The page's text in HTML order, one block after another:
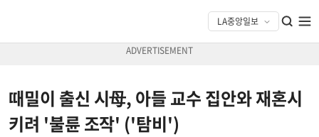
때밀이 출신 시母, 아들 교수 집안와 재혼시
키려 '불륜 조작' ('탐비')